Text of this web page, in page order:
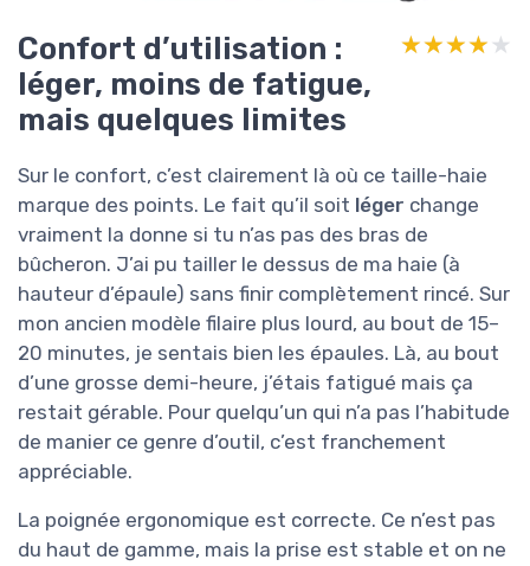
Confort d’utilisation :
léger, moins de fatigue,
mais quelques limites
★★★★★
★★★★★
Sur le confort, c’est clairement là où ce taille-haie
marque des points. Le fait qu’il soit léger change
vraiment la donne si tu n’as pas des bras de
bûcheron. J’ai pu tailler le dessus de ma haie (à
hauteur d’épaule) sans finir complètement rincé. Sur
mon ancien modèle filaire plus lourd, au bout de 15–
20 minutes, je sentais bien les épaules. Là, au bout
d’une grosse demi-heure, j’étais fatigué mais ça
restait gérable. Pour quelqu’un qui n’a pas l’habitude
de manier ce genre d’outil, c’est franchement
appréciable.
La poignée ergonomique est correcte. Ce n’est pas
du haut de gamme, mais la prise est stable et on ne